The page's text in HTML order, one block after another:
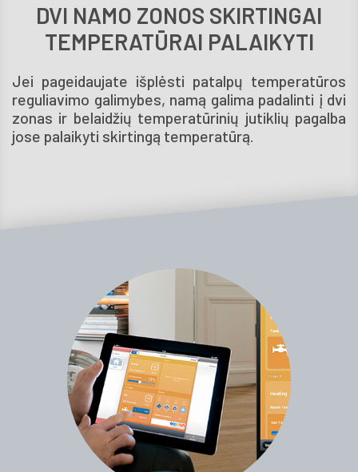
DVI NAMO ZONOS SKIRTINGAI
TEMPERATŪRAI PALAIKYTI
Jei pageidaujate išplėsti patalpų temperatūros
reguliavimo galimybes, namą galima padalinti į dvi
zonas ir belaidžių temperatūrinių jutiklių pagalba
jose palaikyti skirtingą temperatūrą.